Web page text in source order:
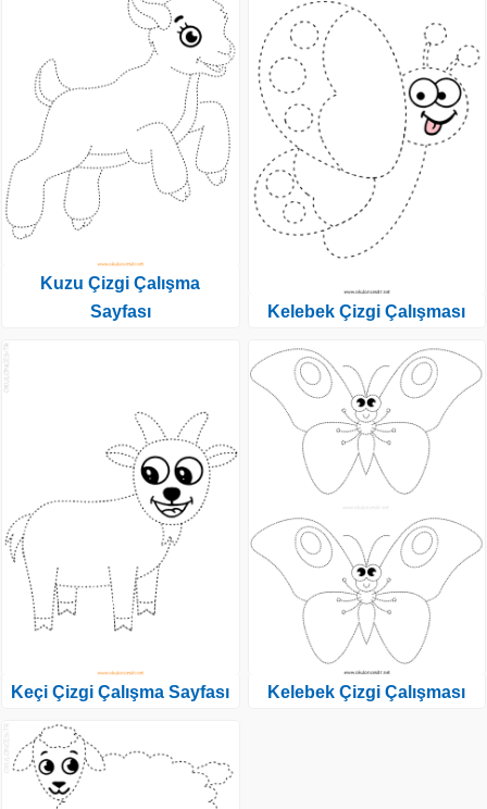
Kuzu Çizgi Çalışma
Sayfası
Keçi Çizgi Çalışma Sayfası
Kelebek Çizgi Çalışması
Kelebek Çizgi Çalışması